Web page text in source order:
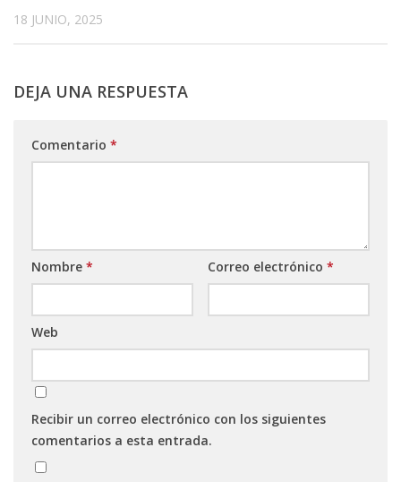
18 JUNIO, 2025
DEJA UNA RESPUESTA
Comentario *
Nombre * Correo electrónico *
Web
Recibir un correo electrónico con los siguientes
comentarios a esta entrada.